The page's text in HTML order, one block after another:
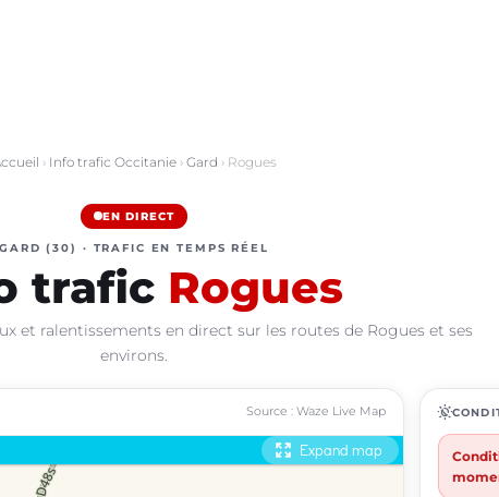
› Info trafic Occitanie› Gard › Rogues
EN DIRECT
GARD (30) · TRAFIC EN TEMPS RÉEL
trafic Rogues
et ralentissements en direct sur les routes de Rogues et ses
environs.
Source : Waze Live Map routine